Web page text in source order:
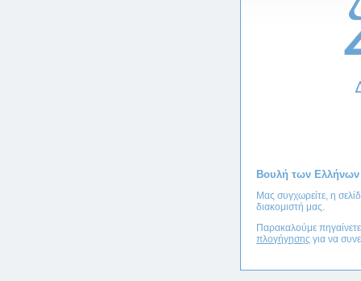
Βουλή των Ελλήνων
Μας συγχωρείτε, η
διακομιστή μας.
Παρακαλούμε
πλογήγησης για να